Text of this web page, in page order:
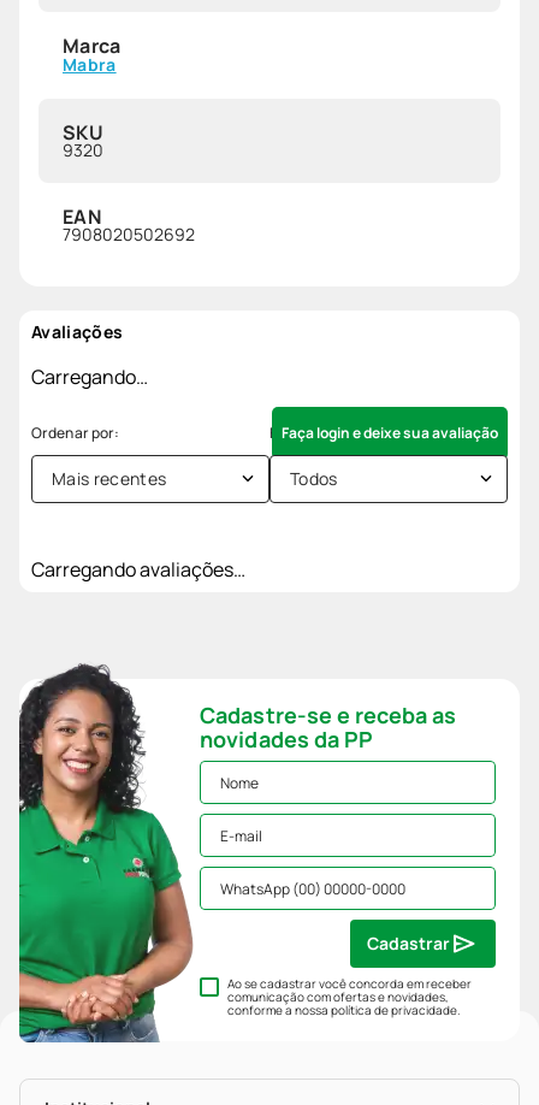
Marca
Mabra
SKU
9320
EAN
7908020502692
Avaliações
Carregando…
Faça login e deixe sua avaliação
Mais recentes Todos
Carregando avaliações…
Cadastre-se e receba as
novidades da PP
Ao se cadastrar você concorda em receber
comunicação com ofertas e novidades,
conforme a nossapolítica de privacidade.
Cadastrar